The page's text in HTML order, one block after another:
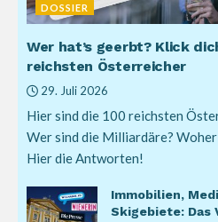
DOSSIER
Wer hat’s geerbt? Klick
reichsten Österreicher
29. Juli 2026
Hier sind die 100 reichsten
Wer sind die Milliardäre?
Hier die Antworten!
Immobilien,
Skigebiete: Das